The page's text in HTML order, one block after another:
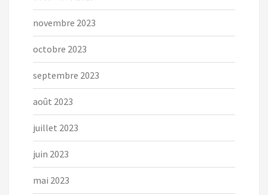
novembre 2023
octobre 2023
septembre 2023
août 2023
juillet 2023
juin 2023
mai 2023